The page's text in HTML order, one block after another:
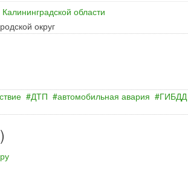
области
округ
ДТП автомобильная авария ГИБДД